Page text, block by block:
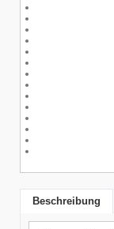
Beschreibung